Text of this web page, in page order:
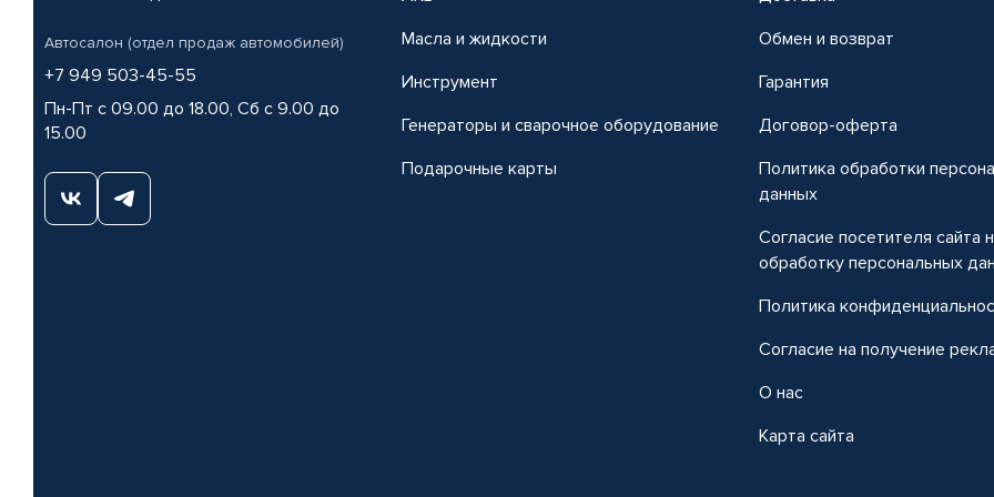
Автосалон (отдел продаж автомобилей)
+7 949 503-45-55
Пн-Пт с 09.00 до 18.00, Сб с 9.00 до
15.00
Масла и жидкости
Инструмент
Генераторы и сварочное оборудование
Подарочные карты
Обмен и возврат
Гарантия
Договор-оферта
Политика обработки
данных
Согласие посетителя сайта
обработку персональных
Политика
Согласие на получение
О нас
Карта сайта